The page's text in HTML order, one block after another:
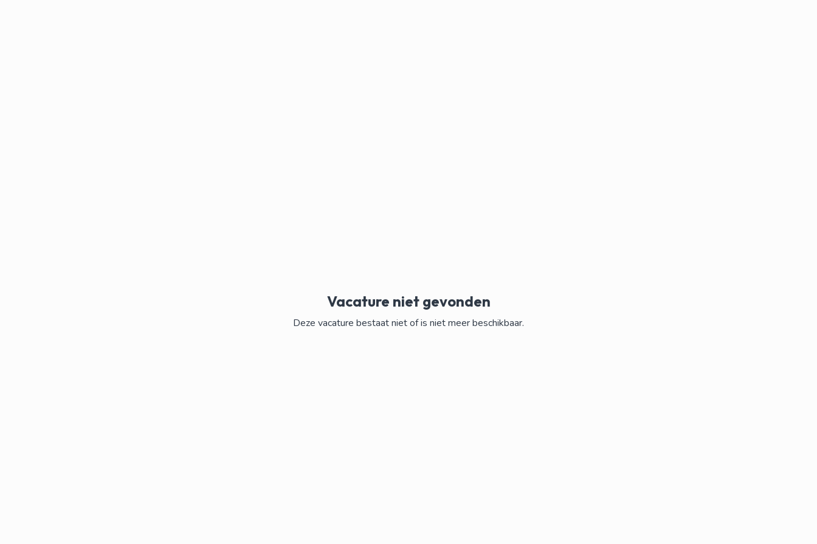
Vacature niet gevonden
Deze vacature bestaat niet of is niet meer beschikbaar.